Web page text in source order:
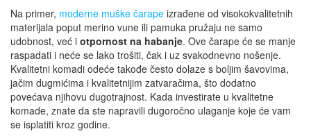
Na primer, moderne muške čarape izrađene od visokokvalitetnih
materijala poput merino vune ili pamuka pružaju ne samo
udobnost, već i otpornost na habanje. Ove čarape će se manje
raspadati i neće se lako trošiti, čak i uz svakodnevno nošenje.
Kvalitetni komadi odeće takođe često dolaze s boljim šavovima,
jačim dugmićima i kvalitetnijim zatvaračima, što dodatno
povećava njihovu dugotrajnost. Kada investirate u kvalitetne
komade, znate da ste napravili dugoročno ulaganje koje će vam
se isplatiti kroz godine.